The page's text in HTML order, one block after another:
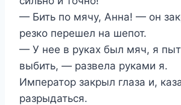
— Бить по мячу, Анна! — он
резко перешел на шепот.
— У нее в руках был мяч, я
выбить, — развела руками я.
Император закрыл глаза и,
разрыдаться.